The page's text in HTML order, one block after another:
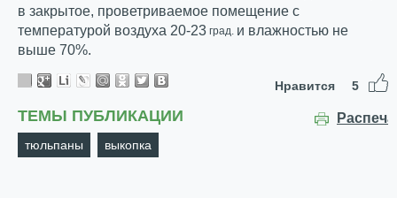
в закрытое, проветриваемое помещение с
температурой воздуха 20-23 град. и влажностью не
выше 70%.
Нравится 5
ТЕМЫ ПУБЛИКАЦИИ
тюльпаны выкопка